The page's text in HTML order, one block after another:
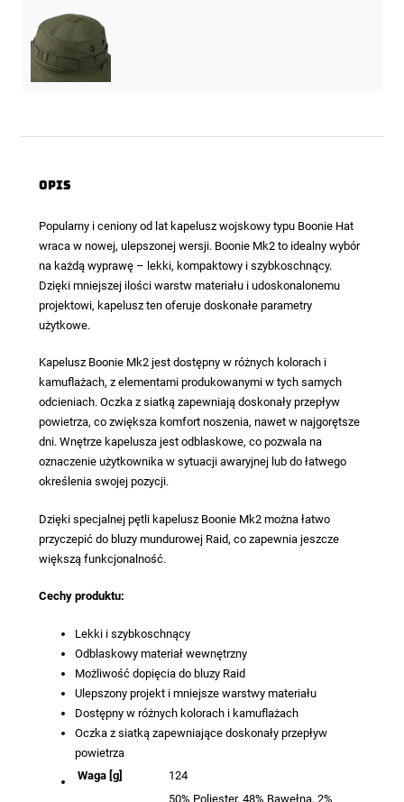
Opis
Popularny i ceniony od lat kapelusz wojskowy typu Boonie Hat
wraca w nowej, ulepszonej wersji. Boonie Mk2 to idealny wybór
na każdą wyprawę – lekki, kompaktowy i szybkoschnący.
Dzięki mniejszej ilości warstw materiału i udoskonalonemu
projektowi, kapelusz ten oferuje doskonałe parametry
użytkowe.
Kapelusz Boonie Mk2 jest dostępny w różnych kolorach i
kamuflażach, z elementami produkowanymi w tych samych
odcieniach. Oczka z siatką zapewniają doskonały przepływ
powietrza, co zwiększa komfort noszenia, nawet w najgorętsze
dni. Wnętrze kapelusza jest odblaskowe, co pozwala na
oznaczenie użytkownika w sytuacji awaryjnej lub do łatwego
określenia swojej pozycji.
Dzięki specjalnej pętli kapelusz Boonie Mk2 można łatwo
przyczepić do bluzy mundurowej Raid, co zapewnia jeszcze
większą funkcjonalność.
Cechy produktu:
Lekki i szybkoschnący
Odblaskowy materiał wewnętrzny
Możliwość dopięcia do bluzy Raid
Ulepszony projekt i mniejsze warstwy materiału
Dostępny w różnych kolorach i kamuflażach
Oczka z siatką zapewniające doskonały przepływ
powietrza
Waga [g]
124
50% Poliester, 48% Bawełna, 2%